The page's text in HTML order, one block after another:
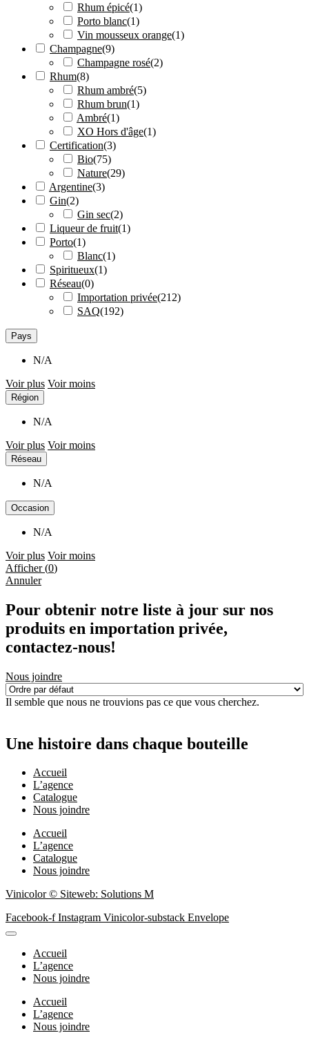
Rhum épicé(1)
Porto blanc(1)
Vin mousseux orange(1)
Champagne(9)
Champagne rosé(2)
Rhum(8)
Rhum ambré(5)
Rhum brun(1)
Ambré(1)
XO Hors d'âge(1)
Certification(3)
Bio(75)
Nature(29)
Argentine(3)
Gin(2)
Gin sec(2)
Liqueur de fruit(1)
Porto(1)
Blanc(1)
Spiritueux(1)
Réseau(0)
Importation privée(212)
SAQ(192)
Pays
N/A
Voir plus Voir moins
Région
N/A
Voir plus Voir moins
Réseau
N/A
Occasion
N/A
Voir plus Voir moins
Afficher(0)
Annuler
Pour obtenir notre liste à jour sur nos
produits en importation privée,
contactez-nous!
Nous joindre
Il semble que nous ne trouvions pas ce que vous cherchez.
Une histoire dans chaque bouteille
Accueil
L’agence
Catalogue
Nous joindre
Accueil
L’agence
Catalogue
Nous joindre
Vinicolor © Siteweb: Solutions M
Facebook-f Instagram Vinicolor-substack Envelope
Accueil
L’agence
Nous joindre
Accueil
L’agence
Nous joindre